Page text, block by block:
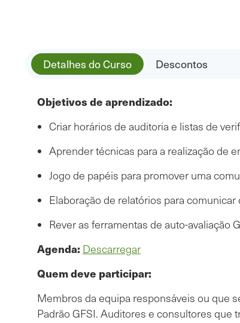
Detalhes do Curso Descontos
Objetivos de aprendizado:
Criar horários de auditoria e listas de
Aprender técnicas para a realização de
Jogo de papéis para promover uma
Elaboração de relatórios para
Rever as ferramentas de auto-avaliação
Agenda: Descarregar
Quem deve participar:
Membros da equipa responsáveis ou que
Padrão GFSI. Auditores e consultores que